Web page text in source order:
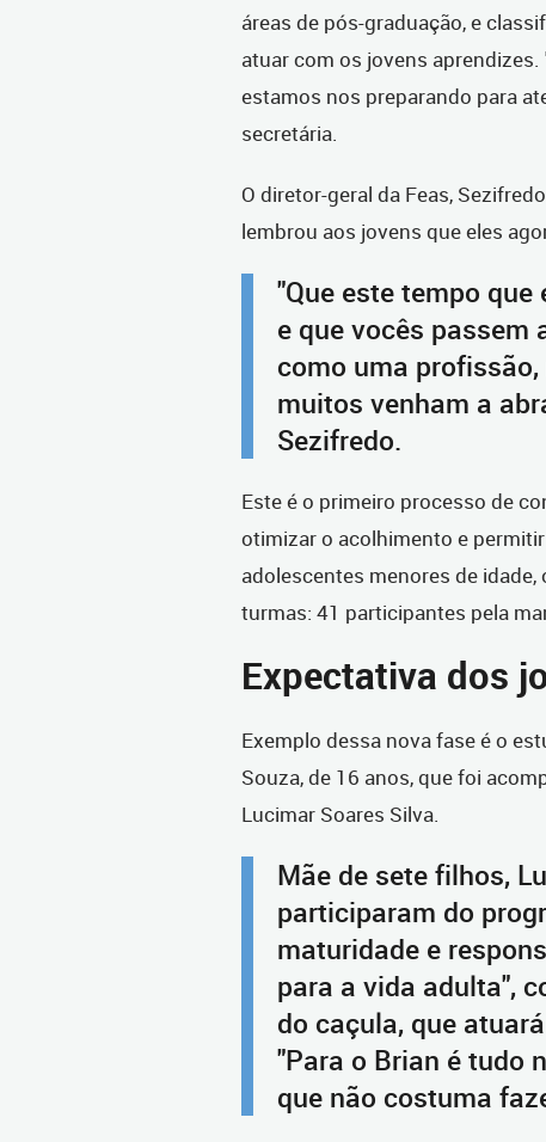
áreas de pós-graduação, e
atuar com os jovens
estamos nos preparando para
secretária.
O diretor-geral da Feas,
lembrou aos jovens que eles
"Que este tempo
e que vocês passem
como uma
muitos venham a
Sezifredo.
Este é o primeiro processo de
otimizar o acolhimento e
adolescentes menores de
turmas: 41 participantes pela
Expectativa dos
Exemplo dessa nova fase é o
Souza, de 16 anos, que foi
Lucimar Soares Silva.
Mãe de sete filhos,
participaram do
maturidade e
para a vida adulta",
do caçula, que
"Para o Brian é tudo
que não costuma